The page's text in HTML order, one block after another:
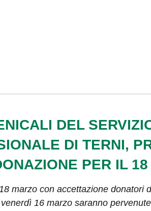
DEL
DI TERNI,
PER IL
marzo con accettazione donatori
16 marzo saranno